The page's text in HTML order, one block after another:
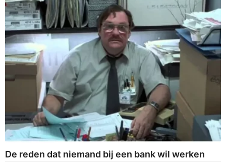
-
2
0
2
5
De reden dat niemand bij een bank wil werken